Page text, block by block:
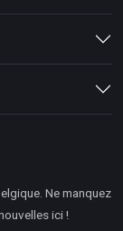
Ne manquez
ici !